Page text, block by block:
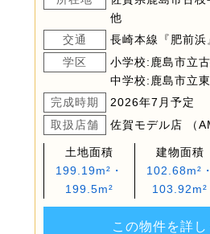
他
交通
長崎本線『肥前
学区
小学校:鹿島市立
中学校:鹿島市立
完成時期
2026年7月予定
取扱店舗
佐賀モデル店 （
土地面積
199.19m²・
199.5m²
建物面積
102.68m²・
103.92m²
この物件を詳し